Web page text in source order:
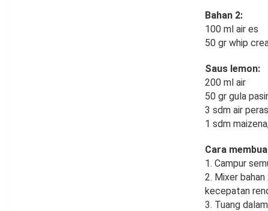
Bahan 2:
100 ml air es
50 gr whip
Saus lemon:
200 ml air
50 gr gula pasir
3 sdm air
1 sdm
Cara
1. Campur
2. Mixer
kecepatan
3. Tuang